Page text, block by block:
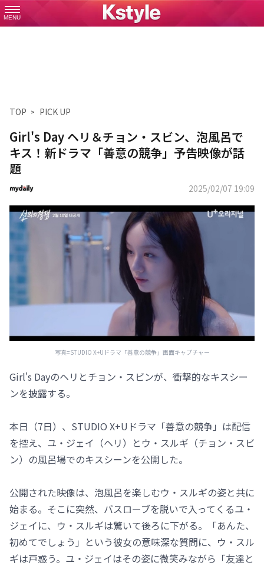
MENU
TOP PICK UP
Girl's Day ヘリ＆チョン・スビン、泡風呂で
キス！新ドラマ「善意の競争」予告映像が話
題
2025/02/07 19:09
写真=STUDIO X+Uドラマ「善意の競争」画面キャプチャー
Girl's Dayのヘリとチョン・スビンが、衝撃的なキスシー
ンを披露する。
本日（7日）、STUDIO X+Uドラマ「善意の競争」は配信
を控え、ユ・ジェイ（ヘリ）とウ・スルギ（チョン・スビ
ン）の風呂場でのキスシーンを公開した。
公開された映像は、泡風呂を楽しむウ・スルギの姿と共に
始まる。そこに突然、バスローブを脱いで入ってくるユ・
ジェイに、ウ・スルギは驚いて後ろに下がる。「あんた、
初めてでしょう」という彼女の意味深な質問に、ウ・スル
ギは戸惑う。ユ・ジェイはその姿に微笑みながら「友達と